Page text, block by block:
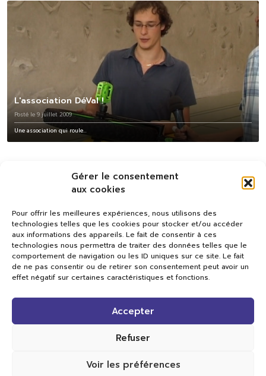
Gérer le consentement
aux cookies
Pour offrir les meilleures expériences, nous utilisons des
technologies telles que les cookies pour stocker et/ou accéder
aux informations des appareils. Le fait de consentir à ces
technologies nous permettra de traiter des données telles que le
comportement de navigation ou les ID uniques sur ce site. Le fait
de ne pas consentir ou de retirer son consentement peut avoir un
effet négatif sur certaines caractéristiques et fonctions.
Accepter
Refuser
Voir les préférences
L'association DéVal !
Posté le 9 juillet 2009
Une association qui roule...
Val TV
Centre de Compétences Médias
Rue du Pont-Neuf 24